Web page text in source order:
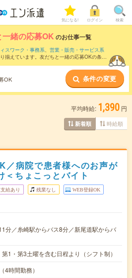
気になる! ログイン 検索
緒の応募OK のお仕事一覧
スワーク・事務系、 営業・販売・サービス系
揃えています。友だちと一緒の応募OKの条件
OK 条件の変更
平均時給: 1,390 円
新着順 時給順
／病院で患者様へのお声が
＜ちょこっとバイト
給あり 残業なし WEB登録OK
分／糸崎駅からバス8分／新尾道駅からバ
1・第3土曜を含む日程より（シフト制）
4時間勤務）